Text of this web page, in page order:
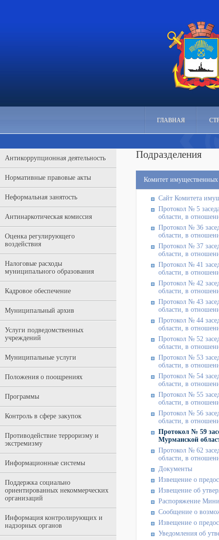
ГЛАВНАЯ
Антикоррупционная деятельность
Нормативные правовые акты
Неформальная занятость
Антинаркотическая комиссия
Оценка регулирующего
воздействия
Налоговые расходы
муниципального образования
Кадровое обеспечение
Муниципальный архив
Услуги подведомственных
учреждений
Муниципальные услуги
Положения о поощрениях
Программы
Контроль в сфере закупок
Противодействие терроризму и
экстремизму
Информационные системы
Поддержка социально
ориентированных некоммерческих
организаций
Информация контролирующих и
надзорных органов
Подразделения
Комитет
Сайт Комитета
Протокол № 5
области, в
Протокол № 36
области, в
Протокол № 37
области, в
Протокол № 41
области, в
Протокол № 42
области, в
Протокол № 43
области, в
Протокол № 44
области, в
Протокол № 52
области, в
Протокол № 53
области, в
Протокол № 54
области, в
Протокол № 55
области, в
Протокол № 56
области, в
Протокол № 59
Мурманской
Протокол № 62
области, в
Документы
Извещение о
Извещение об
Распоряжение
Сообщение о
Извещение о
Уведомления об